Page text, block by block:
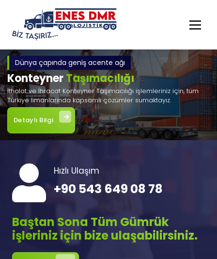
Dünya çapında geniş acente ağı
KonteynerTaşımacılığı
İthalat ve İhracat Konteyner Taşımacılığı işlemleriniz için, tüm
Türkiye limanlarında kapsamlı çözümler sumaktayız.
Detaylı Bilgi
Hızlı Ulaşım
+90 543 649 08 78
Baştan Sona Tüm Gümrük
işleriniz için bize ulaşabilirsiniz.